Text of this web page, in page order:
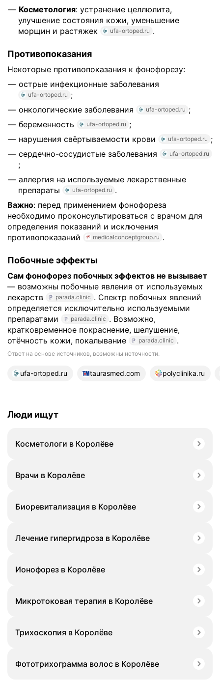
Косметология: устранение целлюлита,
улучшение состояния кожи, уменьшение
морщин и растяжек
ufa-ortoped.ru .
Противопоказания
Некоторые противопоказания к фонофорезу:
острые инфекционные заболевания
ufa-ortoped.ru ;
онкологические заболевания
ufa-ortoped.ru ;
беременность
ufa-ortoped.ru ;
нарушения свёртываемости крови
ufa-ortoped.ru ;
сердечно-сосудистые заболевания
ufa-ortoped.ru
;
аллергия на используемые лекарственные
препараты
ufa-ortoped.ru .
Важно: перед применением фонофореза
необходимо проконсультироваться с врачом для
определения показаний и исключения
противопоказаний
medicalconceptgroup.ru .
Побочные эффекты
Сам фонофорез побочных эффектов не вызывает
— возможны побочные явления от используемых
лекарств
parada.clinic . Спектр побочных явлений
определяется исключительно используемыми
препаратами
parada.clinic . Возможно,
кратковременное покраснение, шелушение,
отёчность кожи, покалывание
parada.clinic .
Ответ на основе источников, возможны неточности.
16 источников
ufa-ortoped.ru taurasmed.com polyclinika.ru
Люди ищут
Косметологи в Королёве
Врачи в Королёве
Биоревитализация в Королёве
Лечение гипергидроза в Королёве
Ионофорез в Королёве
Микротоковая терапия в Королёве
Трихоскопия в Королёве
Фототрихограмма волос в Королёве